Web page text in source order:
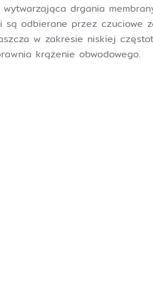
drgania
odbierane przez czuciowe
w zakresie niskiej
krążenie obwodowego.